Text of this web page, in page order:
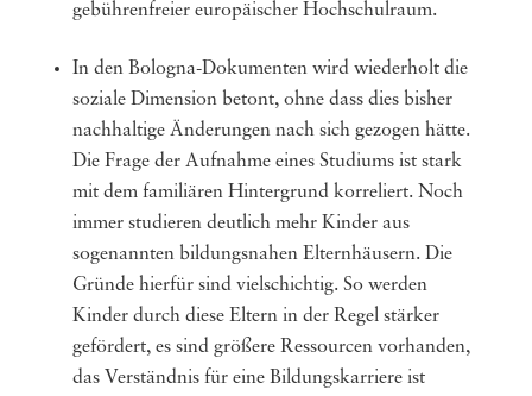
gebührenfreier europäischer Hochschulraum.
In den Bologna-Dokumenten wird wiederholt die
soziale Dimension betont, ohne dass dies bisher
nachhaltige Änderungen nach sich gezogen hätte.
Die Frage der Aufnahme eines Studiums ist stark
mit dem familiären Hintergrund korreliert. Noch
immer studieren deutlich mehr Kinder aus
sogenannten bildungsnahen Elternhäusern. Die
Gründe hierfür sind vielschichtig. So werden
Kinder durch diese Eltern in der Regel stärker
gefördert, es sind größere Ressourcen vorhanden,
das Verständnis für eine Bildungskarriere ist